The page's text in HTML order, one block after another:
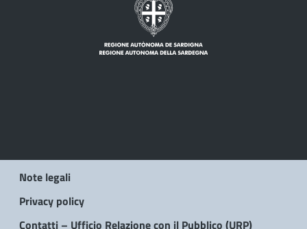
Note legali
Privacy policy
Contatti – Ufficio Relazione con il Pubblico (URP)